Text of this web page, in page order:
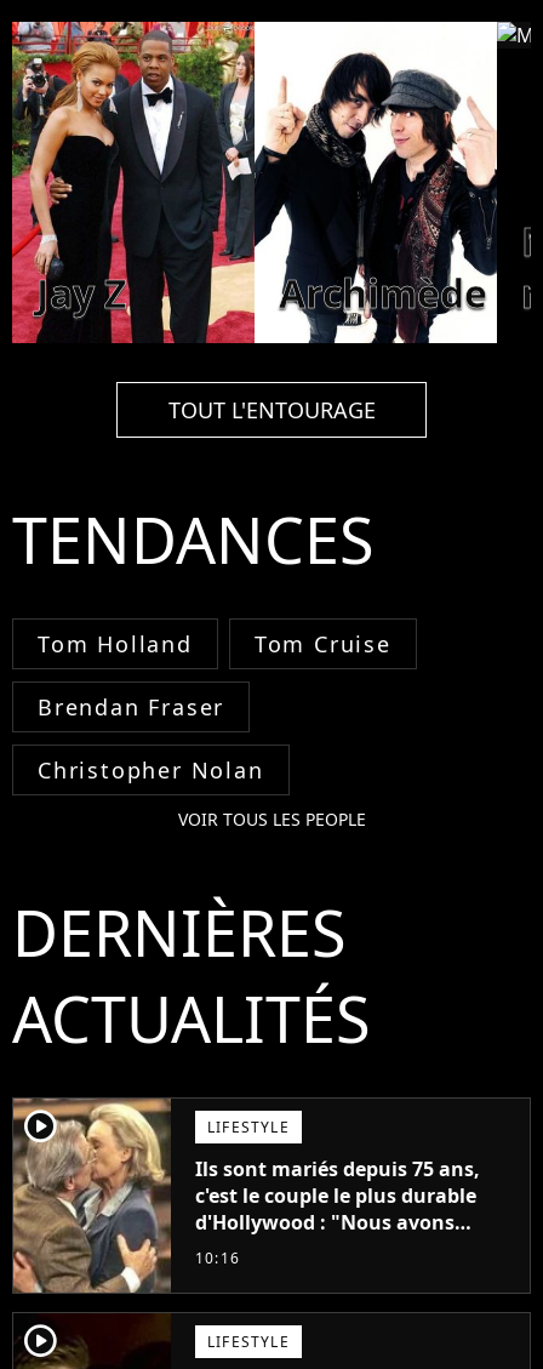
Jay Z Archimède
TOUT L'ENTOURAGE
TENDANCES
Tom Holland Tom Cruise
Brendan Fraser
Christopher Nolan
VOIR TOUS LES PEOPLE
DERNIÈRES
ACTUALITÉS
player2 LIFESTYLE
Ils sont mariés depuis 75 ans,
c'est le couple le plus durable
d'Hollywood : "Nous avons
avancé jour après jour, et les
décennies"
10:16
player2 LIFESTYLE